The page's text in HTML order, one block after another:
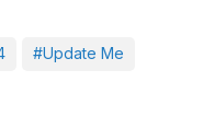
#Update Me